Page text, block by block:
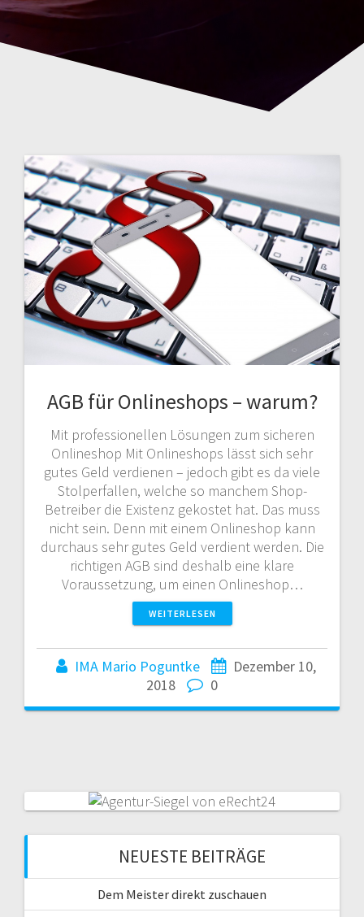
AGB für Onlineshops – warum?
Mit professionellen Lösungen zum sicheren
Onlineshop Mit Onlineshops lässt sich sehr
gutes Geld verdienen – jedoch gibt es da viele
Stolperfallen, welche so manchem Shop-
Betreiber die Existenz gekostet hat. Das muss
nicht sein. Denn mit einem Onlineshop kann
durchaus sehr gutes Geld verdient werden. Die
richtigen AGB sind deshalb eine klare
Voraussetzung, um einen Onlineshop…
WEITERLESEN
IMA Mario Poguntke
Dezember 10,
2018
0
NEUESTE BEITRÄGE
Dem Meister direkt zuschauen